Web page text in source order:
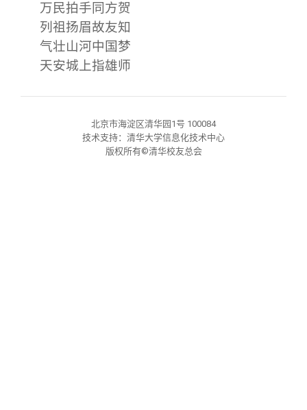
校友服务
终身学习
三创大赛
校友总会
会长致辞
万民拍手同方贺
列祖扬眉故友知
气壮山河中国梦
天安城上指雄师
北京市海淀区清华园1号 100084
技术支持：清华大学信息化技术中心
版权所有©清华校友总会